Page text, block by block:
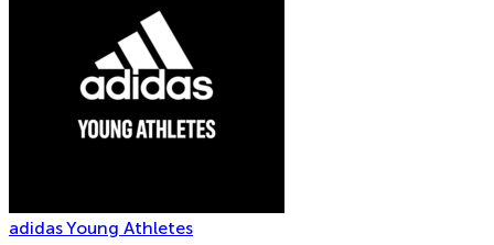
adidas Young Athletes